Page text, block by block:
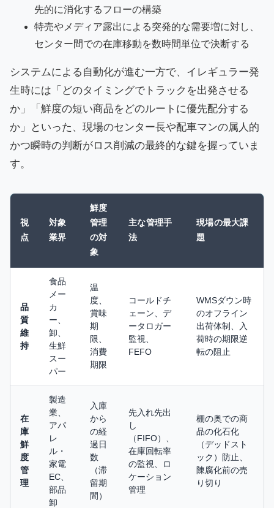
先的に消化するフローの構築
特売やメディア露出による突発的な需要増に対し、
センター間での在庫移動を数時間単位で決断する
システムによる自動化が進む一方で、イレギュラー発
生時には「どのタイミングでトラックを出発させる
か」「鮮度の短い商品をどのルートに優先配分する
か」といった、現場のセンター長や配車マンの属人的
かつ瞬時の判断がロス削減の最終的な鍵を握っていま
す。
視
点
対象
業界
鮮度
管理
の対
象
主な管理手
法
現場の最大課
題
品
質
維
持
食品
メー
カ
ー、
卸、
生鮮
スー
パー
温
度、
賞味
期
限、
消費
期限
コールドチ
ェーン、デ
ータロガー
監視、
FEFO
WMSダウン時
のオフライン
出荷体制、入
荷時の期限逆
転の阻止
在
庫
鮮
度
管
理
製造
業、
アパ
レ
ル・
家電
EC、
部品
卸
入庫
から
の経
過日
数
（滞
留期
間）
先入れ先出
し
（FIFO）、
在庫回転率
の監視、ロ
ケーション
管理
棚の奥での商
品の化石化
（デッドスト
ック）防止、
陳腐化前の売
り切り